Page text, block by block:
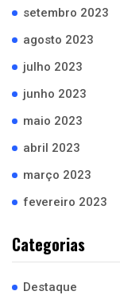
setembro 2023
agosto 2023
julho 2023
junho 2023
maio 2023
abril 2023
março 2023
fevereiro 2023
Categorias
Destaque